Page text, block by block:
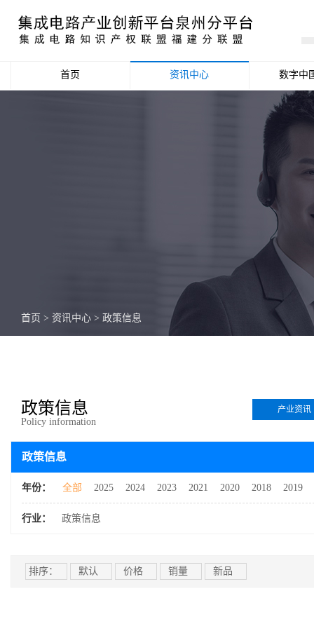
首页 资讯中心 数字中
首页 > 资讯中心 > 政策信息
政策信息
Policy information
产业资讯
政策信息
年份： 全部 2025 2024 2023 2021 2020 2018 2019
行业： 政策信息
排序： 默认 价格 销量 新品